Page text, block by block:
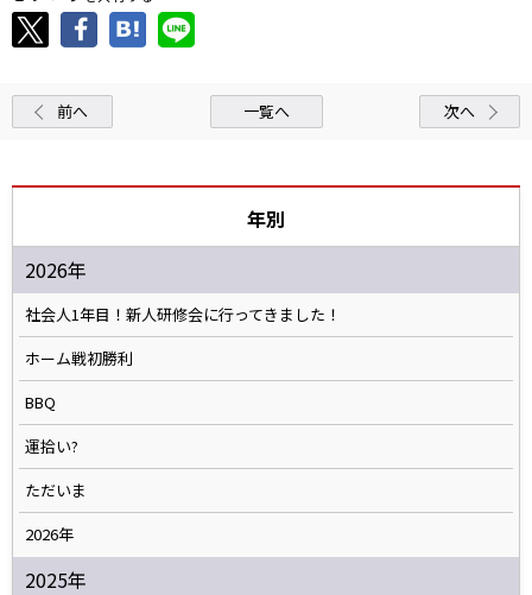
前へ 一覧へ 次へ
年別
2026年
社会人1年目！新人研修会に行ってきました！
ホーム戦初勝利
BBQ
運拾い?
ただいま
2026年
2025年